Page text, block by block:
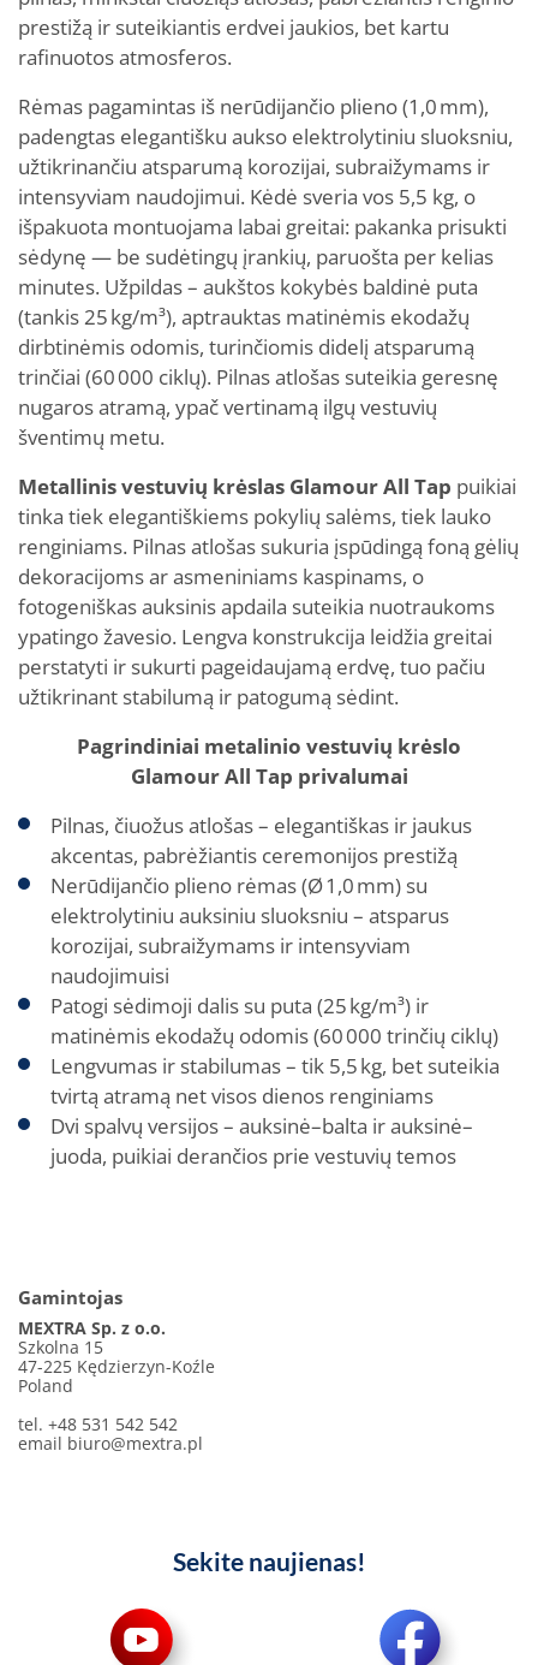
prestižą ir suteikiantis erdvei jaukios, bet kartu
rafinuotos atmosferos.
Rėmas pagamintas iš nerūdijančio plieno (1,0 mm),
padengtas elegantišku aukso elektrolytiniu sluoksniu,
užtikrinančiu atsparumą korozijai, subraižymams ir
intensyviam naudojimui. Kėdė sveria vos 5,5 kg, o
išpakuota montuojama labai greitai: pakanka prisukti
sėdynę — be sudėtingų įrankių, paruošta per kelias
minutes. Užpildas – aukštos kokybės baldinė puta
(tankis 25 kg/m³), aptrauktas matinėmis ekodažų
dirbtinėmis odomis, turinčiomis didelį atsparumą
trinčiai (60 000 ciklų). Pilnas atlošas suteikia geresnę
nugaros atramą, ypač vertinamą ilgų vestuvių
šventimų metu.
Metallinis vestuvių krėslas GlamourAll Tap puikiai
tinka tiek elegantiškiems pokylių salėms, tiek lauko
renginiams. Pilnas atlošas sukuria įspūdingą foną gėlių
dekoracijoms ar asmeniniams kaspinams, o
fotogeniškas auksinis apdaila suteikia nuotraukoms
ypatingo žavesio. Lengva konstrukcija leidžia greitai
perstatyti ir sukurti pageidaujamą erdvę, tuo pačiu
užtikrinant stabilumą ir patogumą sėdint.
Pagrindiniai metalinio vestuvių krėslo
GlamourAll Tap privalumai
Pilnas, čiuožus atlošas – elegantiškas ir jaukus
akcentas, pabrėžiantis ceremonijos prestižą
Nerūdijančio plieno rėmas (Ø 1,0 mm) su
elektrolytiniu auksiniu sluoksniu – atsparus
korozijai, subraižymams ir intensyviam
naudojimuisi
Patogi sėdimoji dalis su puta (25 kg/m³) ir
matinėmis ekodažų odomis (60 000 trinčių ciklų)
Lengvumas ir stabilumas – tik 5,5 kg, bet suteikia
tvirtą atramą net visos dienos renginiams
Dvi spalvų versijos – auksinė–balta ir auksinė–
juoda, puikiai derančios prie vestuvių temos
Gamintojas
MEXTRA Sp. z o.o.
Szkolna 15
47-225 Kędzierzyn-Koźle
Poland
tel. +48 531 542 542
email biuro@mextra.pl
Sekite naujienas!